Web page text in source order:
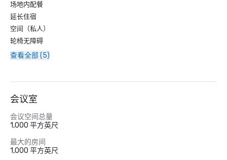
场地内配餐
延长住宿
空间（私人）
轮椅无障碍
查看全部 (5)
会议室
会议空间总量
1,000 平方英尺
最大的房间
1,000 平方英尺